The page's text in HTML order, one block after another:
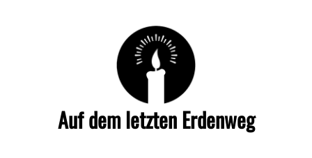
Auf dem letzten Erdenweg